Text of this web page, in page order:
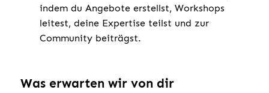
indem du Angebote erstellst, Workshops
leitest, deine Expertise teilst und zur
Community beiträgst.
Was erwarten wir von dir